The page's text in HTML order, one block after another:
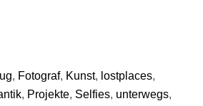
, Fotograf, Kunst, lostplaces,
, Projekte, Selfies, unterwegs,